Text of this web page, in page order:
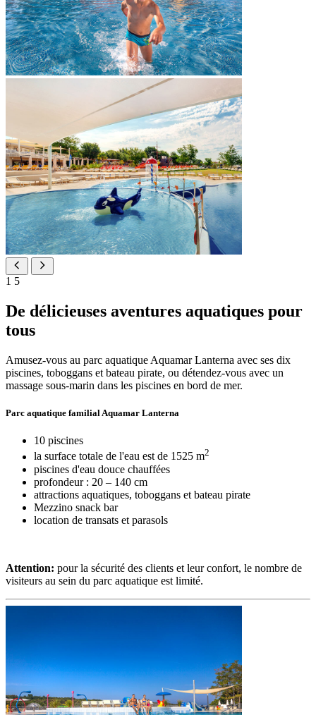
1 5
De délicieuses aventures aquatiques pour
tous
Amusez-vous au parc aquatique Aquamar Lanterna avec ses dix
piscines, toboggans et bateau pirate, ou détendez-vous avec un
massage sous-marin dans les piscines en bord de mer.
Parc aquatique familial Aquamar Lanterna
10 piscines
la surface totale de l'eau est de 1525 m2
piscines d'eau douce chauffées
profondeur : 20 – 140 cm
attractions aquatiques, toboggans et bateau pirate
Mezzino snack bar
location de transats et parasols
Attention: pour la sécurité des clients et leur confort, le nombre de
visiteurs au sein du parc aquatique est limité.